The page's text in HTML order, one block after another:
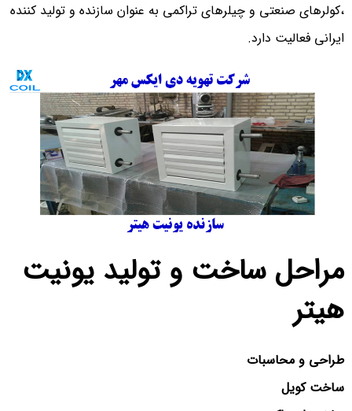
،کولرهای صنعتی و چیلرهای تراکمی به عنوان سازنده و تولید کننده
ایرانی فعالیت دارد.
مراحل ساخت و تولید یونیت
هیتر
طراحی و محاسبات
ساخت کویل